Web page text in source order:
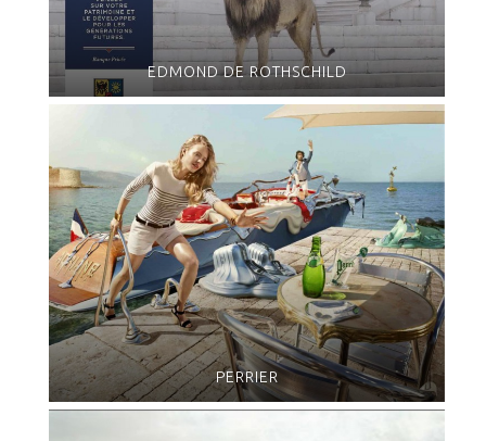
EDMOND DE ROTHSCHILD
PERRIER